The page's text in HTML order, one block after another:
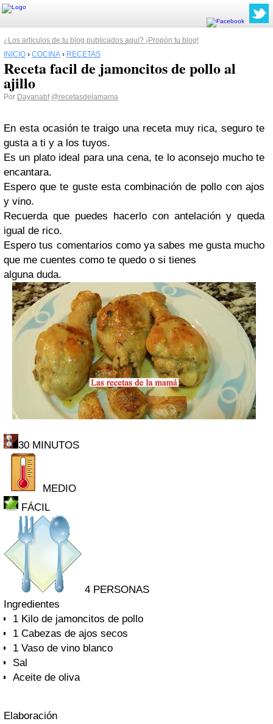
¿Los artículos de tu blog publicados aquí? ¡Propón tu blog!
INICIO › COCINA › RECETAS
Receta facil de jamoncitos de pollo al
ajillo
Por Dayanabf @recetasdelamama
En esta ocasión te traigo una receta muy rica, seguro te
gusta a ti y a los tuyos.
Es un plato ideal para una cena, te lo aconsejo mucho te
encantara.
Espero que te guste esta combinación de pollo con ajos
y vino.
Recuerda que puedes hacerlo con antelación y queda
igual de rico.
Espero tus comentarios como ya sabes me gusta mucho
que me cuentes como te quedo o si tienes
alguna duda.
30 MINUTOS
MEDIO
FÁCIL
4 PERSONAS
Ingredientes
1 Kilo de jamoncitos de pollo
1 Cabezas de ajos secos
1 Vaso de vino blanco
Sal
Aceite de oliva
Elaboración